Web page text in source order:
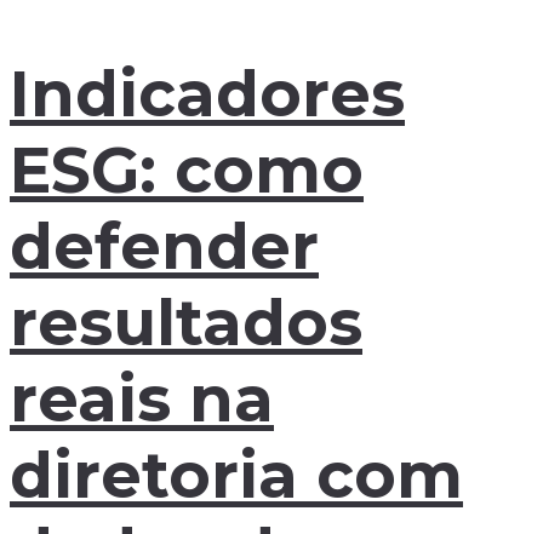
Indicadores
ESG: como
defender
resultados
reais na
diretoria com